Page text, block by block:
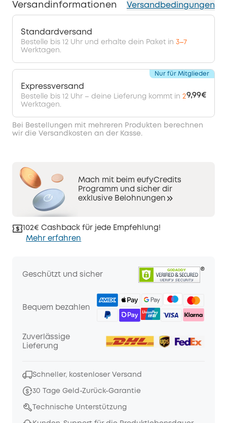
Versandinformationen Versandbedingungen
Standardversand
Bestelle bis 12 Uhr und erhalte dein Paket in 3–7
Werktagen.
Expressversand
Bestelle bis 12 Uhr – deine Lieferung kommt in 2
Werktagen.
9,99€
Nur für Mitglieder
Bei Bestellungen mit mehreren Produkten berechnen
wir die Versandkosten an der Kasse.
Mach mit beim eufyCredits
Programm und sicher dir
exklusive Belohnungen
102€ Cashback für jede Empfehlung!
Mehr erfahren
Geschützt und sicher
Bequem bezahlen
Zuverlässige
Lieferung
Schneller, kostenloser Versand
30 Tage Geld-Zurück-Garantie
Technische Unterstützung